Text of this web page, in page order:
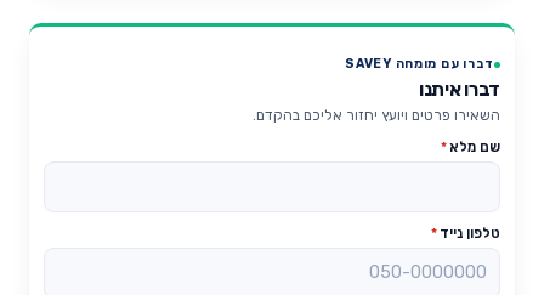
דברו עם מומחה SAVEY
דברו איתנו
השאירו פרטים ויועץ יחזור אליכם בהקדם.
שם מלא*
טלפון נייד *